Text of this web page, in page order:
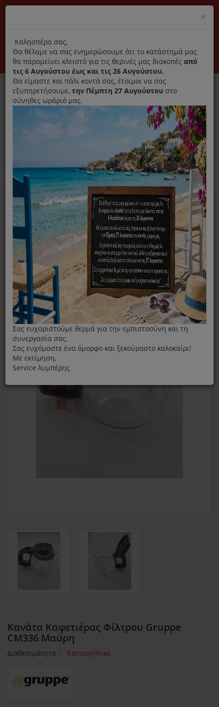
Αποκλειστικά γνήσια ανταλλακτικά
Σύνδεση Εγγραφή Εταιρεία Επικοινωνία
0
Ανταλλακτικά ηλεκτρικών συσκευών MENU
Home
Παρασκευή Καφέ Και Ροφημάτων
Καφετιέρα
Κανάτα Καφετιέρας Φίλτρου Gruppe CM336 Μαύρη
Κανάτα Καφετιέρας Φίλτρου Gruppe
CM336 Μαύρη
Διαθεσιμότητα : Καταργήθηκε
×
title
Καλησπέρα σας,
Θα θέλαμε να σας ενημερώσουμε ότι το κατάστημά μας
θα παραμείνει κλειστό για τις θερινές μας διακοπές από
τις 6 Αυγούστου έως και τις 26 Αυγούστου.
Θα είμαστε και πάλι κοντά σας, έτοιμοι να σας
εξυπηρετήσουμε, την Πέμπτη 27 Αυγούστου στο
σύνηθες ωράριό μας.
Σας ευχαριστούμε θερμά για την εμπιστοσύνη και τη
συνεργασία σας.
Σας ευχόμαστε ένα όμορφο και ξεκούραστο καλοκαίρι!
Με εκτίμηση,
Service λυμπέρης